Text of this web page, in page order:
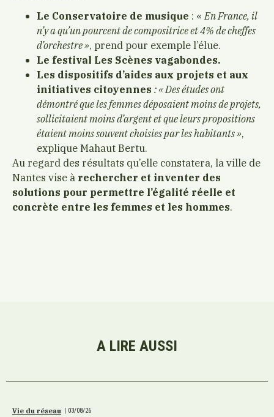
Le Conservatoire de musique : « En France, il
n’y a qu’un pourcent de compositrice et 4% de cheffes
d’orchestre », prend pour exemple l’élue.
Le festival Les Scènes vagabondes.
Les dispositifs d’aides aux projets et aux
initiatives citoyennes : « Des études ont
démontré que les femmes déposaient moins de projets,
sollicitaient moins d’argent et que leurs propositions
étaient moins souvent choisies par les habitants »,
explique Mahaut Bertu.
Au regard des résultats qu’elle constatera, la ville de
Nantes vise à rechercher et inventer des
solutions pour permettre l’égalité réelle et
concrète entre les femmes et les hommes.
A LIRE AUSSI
Vie du réseau 03/08/26